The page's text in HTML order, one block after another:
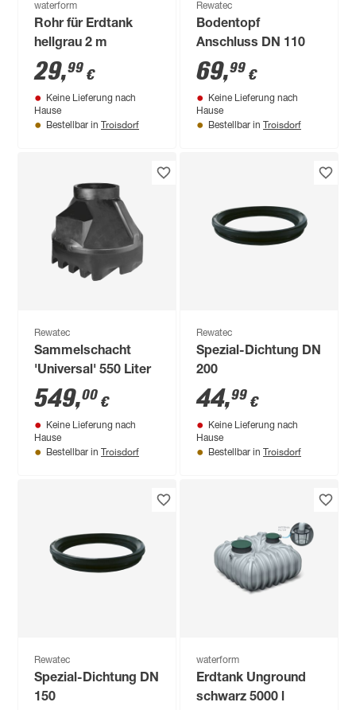
waterform
Rohr für Erdtank
hellgrau 2 m
29,99 €
Keine Lieferung nach
Hause
Bestellbar in Troisdorf
Rewatec
Bodentopf
Anschluss DN 110
69,99 €
Keine Lieferung nach
Hause
Bestellbar in Troisdorf
Rewatec
Sammelschacht
'Universal' 550 Liter
549,00 €
Keine Lieferung nach
Hause
Bestellbar in Troisdorf
Rewatec
Spezial-Dichtung DN
200
44,99 €
Keine Lieferung nach
Hause
Bestellbar in Troisdorf
Rewatec
Spezial-Dichtung DN
150
waterform
Erdtank Unground
schwarz 5000 l